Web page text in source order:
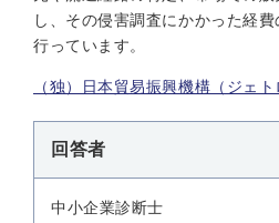
し、その侵害調査にかかった経
行っています。
（独）日本貿易振興機構（ジェト
回答者
中小企業診断士